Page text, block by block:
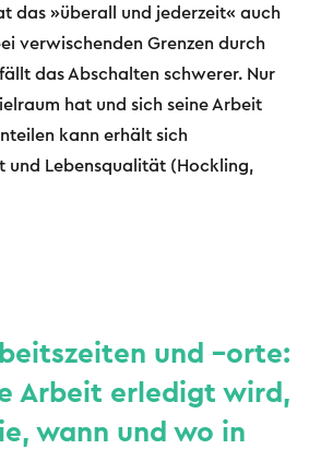
das »überall und jederzeit« auch
verwischenden Grenzen durch
das Abschalten schwerer. Nur
hat und sich seine Arbeit
kann erhält sich
und Lebensqualität (Hockling,
und –orte:
Arbeit erledigt wird,
wann und wo in